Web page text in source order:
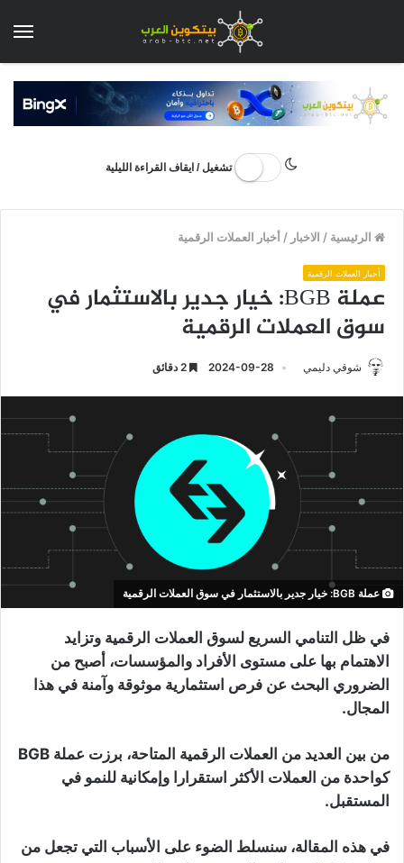
تشغيل / ايقاف القراءة الليلية
الرئيسية / الاخبار /أخبار العملات الرقمية
أخبار العملات الرقمية
عملة BGB: خيار جدير بالاستثمار في
سوق العملات الرقمية
شوقي دليمي 2024-09-28
عملة BGB: خيار جدير بالاستثمار في سوق العملات الرقمية
في ظل التنامي السريع لسوق العملات الرقمية وتزايد
الاهتمام بها على مستوى الأفراد والمؤسسات، أصبح من
الضروري البحث عن فرص استثمارية موثوقة وآمنة في هذا
المجال.
من بين العديد من العملات الرقمية المتاحة، برزت عملة BGB
كواحدة من العملات الأكثر استقرارا وإمكانية للنمو في
المستقبل.
في هذه المقالة، سنسلط الضوء على الأسباب التي تجعل من